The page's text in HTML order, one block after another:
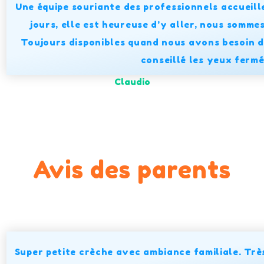
Une équipe souriante des professionnels
jours, elle est heureuse d’y aller, nous
Toujours disponibles quand nous avons besoin
conseillé les yeux
Claudio
Avis des parents
Super petite crèche avec ambiance familiale.